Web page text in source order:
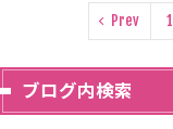
Prev 1
ブログ内検索